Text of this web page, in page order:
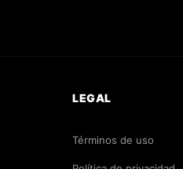
LEGAL
Términos de uso